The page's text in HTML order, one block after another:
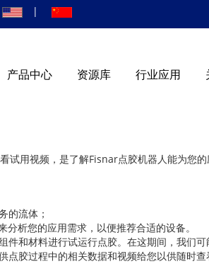
|
产品中心 资源库 行业应用
试用视频，是了解Fisnar点胶机器人能为您
的流体；
析您的应用需求，以便推荐合适的设备。
和材料进行试运行点胶。在这期间，我们可
胶过程中的相关数据和视频给您以供随时查